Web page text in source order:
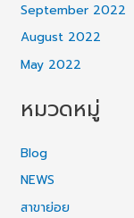
September 2022
August 2022
May 2022
หมวดหมู่
Blog
NEWS
สาขาย่อย